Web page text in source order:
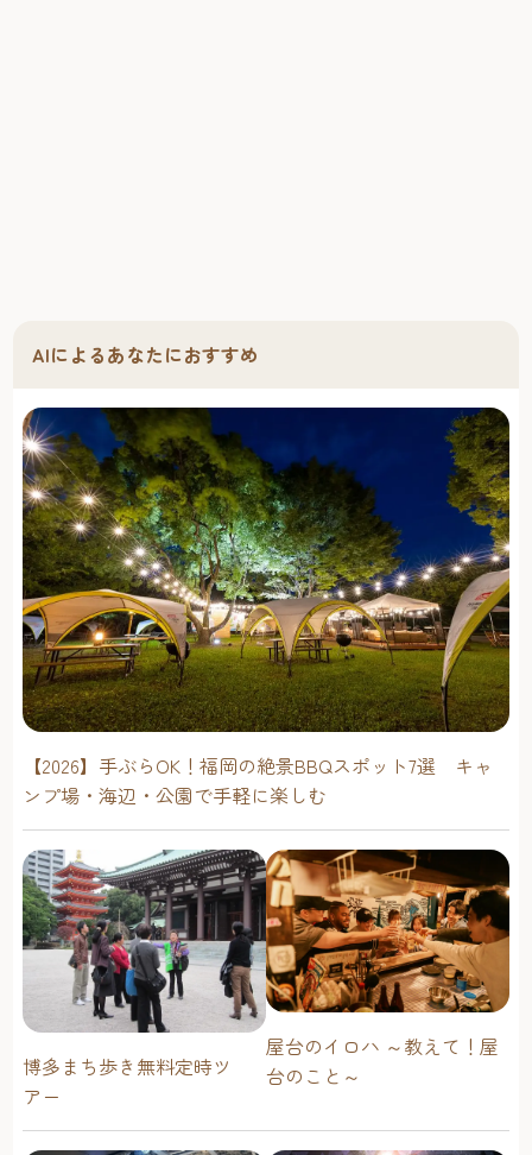
AIによるあなたにおすすめ
【2026】手ぶらOK！福岡の絶景BBQスポット7選 キャ
ンプ場・海辺・公園で手軽に楽しむ
博多まち歩き無料定時ツ
アー
屋台のイロハ ～教えて！屋
台のこと～